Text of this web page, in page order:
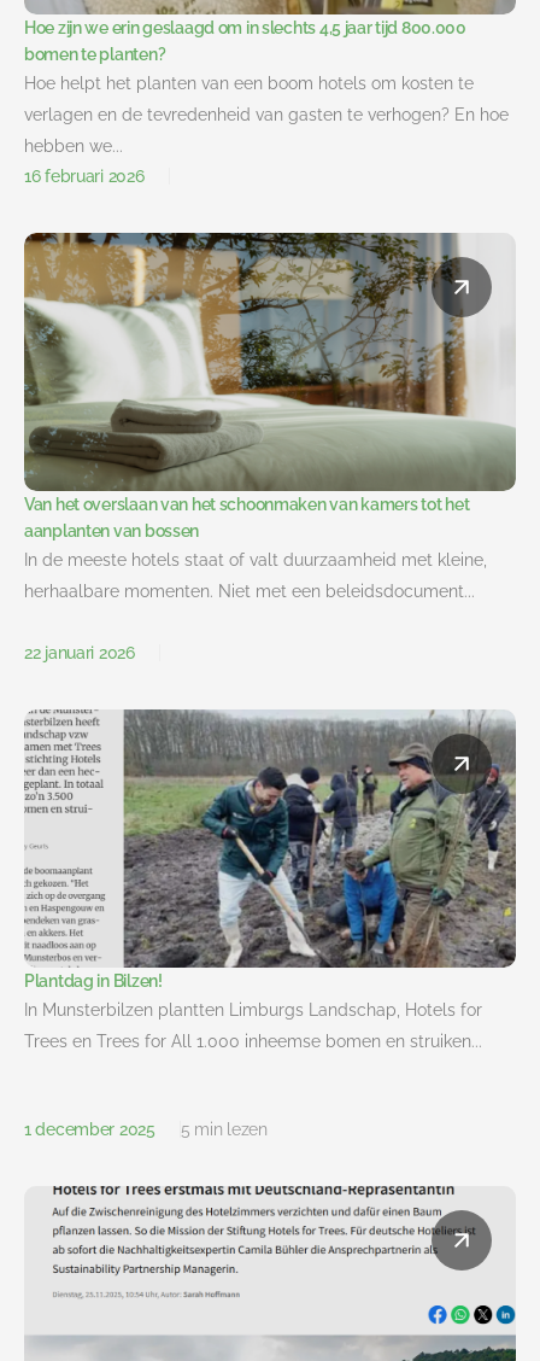
Hoe zijn we erin geslaagd om in slechts 4,5 jaar tijd 800.000
bomen te planten?
Hoe helpt het planten van een boom hotels om kosten te
verlagen en de tevredenheid van gasten te verhogen? En hoe
hebben we...
16 februari 2026
Van het overslaan van het schoonmaken van kamers tot het
aanplanten van bossen
In de meeste hotels staat of valt duurzaamheid met kleine,
herhaalbare momenten. Niet met een beleidsdocument...
22 januari 2026
Plantdag in Bilzen!
In Munsterbilzen plantten Limburgs Landschap, Hotels for
Trees en Trees for All 1.000 inheemse bomen en struiken...
1 december 2025 5 min lezen